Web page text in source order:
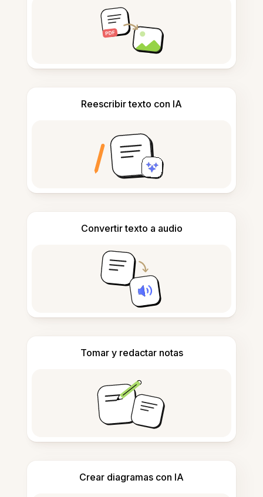
Reescribir texto con IA
Convertir texto a audio
Tomar y redactar notas
Crear diagramas con IA